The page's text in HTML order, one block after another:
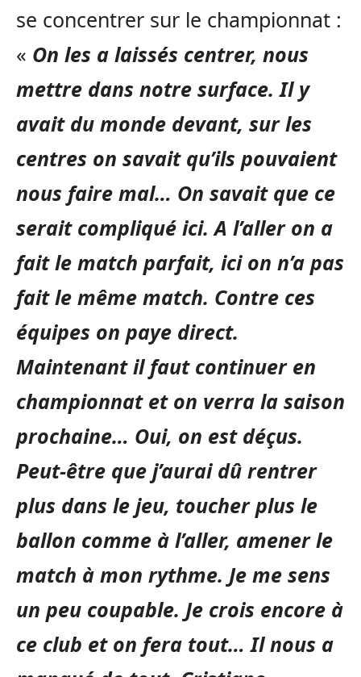
se concentrer sur le championnat :
« On les a laissés centrer, nous
mettre dans notre surface. Il y
avait du monde devant, sur les
centres on savait qu’ils pouvaient
nous faire mal… On savait que ce
serait compliqué ici. A l’aller on a
fait le match parfait, ici on n’a pas
fait le même match. Contre ces
équipes on paye direct.
Maintenant il faut continuer en
championnat et on verra la saison
prochaine… Oui, on est déçus.
Peut-être que j’aurai dû rentrer
plus dans le jeu, toucher plus le
ballon comme à l’aller, amener le
match à mon rythme. Je me sens
un peu coupable. Je crois encore à
ce club et on fera tout… Il nous a